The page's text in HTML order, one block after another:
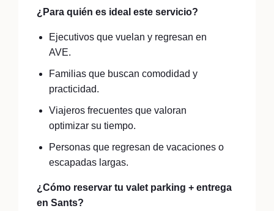
¿Para quién es ideal este servicio?
Ejecutivos que vuelan y regresan en
AVE.
Familias que buscan comodidad y
practicidad.
Viajeros frecuentes que valoran
optimizar su tiempo.
Personas que regresan de vacaciones o
escapadas largas.
¿Cómo reservar tu valet parking + entrega
en Sants?